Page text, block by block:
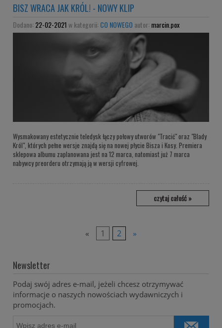
BISZ WRACA JAK KRÓL! - NOWY KLIP
Dodano: 22-02-2021w kategorii: CO NOWEGO autor: marcin.pox
Wysmakowany estetycznie teledysk łączy połowy utworów "Tracić" oraz "Blady
Król", których pełne wersje znajdą się na nowej płycie Bisza i Kosy. Premiera
sklepowa albumu zaplanowana jest na 12 marca, natomiast już 7 marca
nabywcy preorderu otrzymają ją w wersji cyfrowej.
czytaj całość »
« 1 2 »
Newsletter
Podaj swój adres e-mail, jeżeli chcesz otrzymywać
informacje o naszych nowościach wydawniczych i
promocjach.